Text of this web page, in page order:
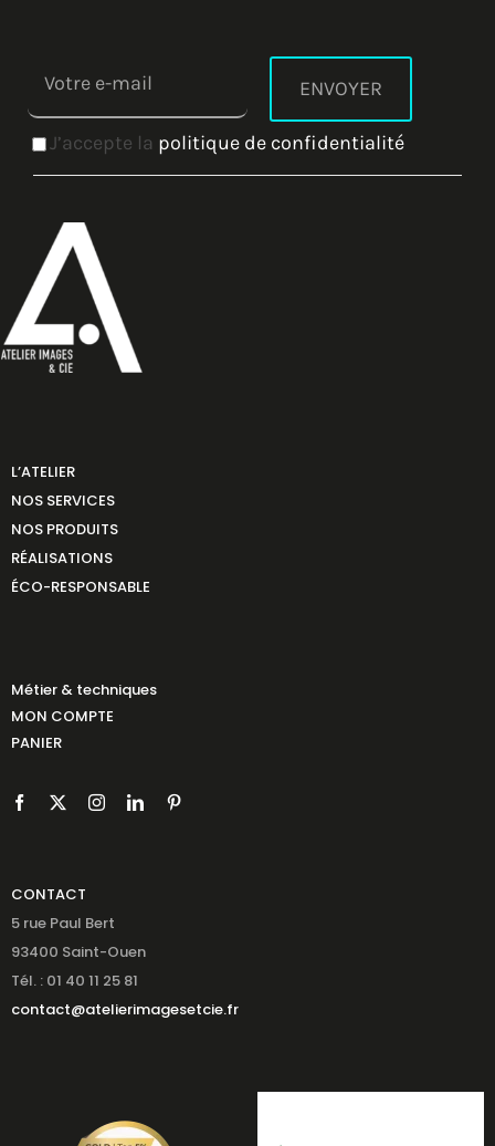
J’accepte la politique de confidentialité
L’ATELIER
NOS SERVICES
NOS PRODUITS
RÉALISATIONS
ÉCO-RESPONSABLE
Métier & techniques
MON COMPTE
PANIER
CONTACT
5 rue Paul Bert
93400 Saint-Ouen
Tél. : 01 40 11 25 81
contact@atelierimagesetcie.fr